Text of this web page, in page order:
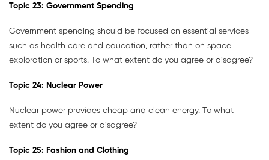
Topic 23: Government Spending
Government spending should be focused on essential services
such as health care and education, rather than on space
exploration or sports. To what extent do you agree or disagree?
Topic 24: Nuclear Power
Nuclear power provides cheap and clean energy. To what
extent do you agree or disagree?
Topic 25: Fashion and Clothing